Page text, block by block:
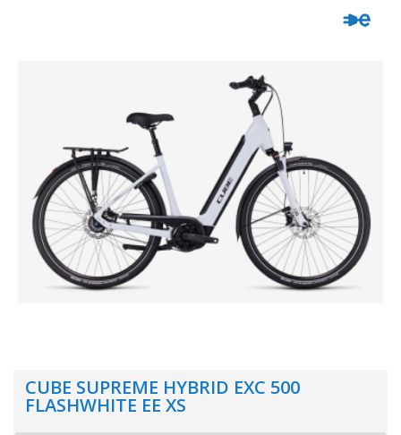
CUBE SUPREME HYBRID EXC 500
FLASHWHITE EE XS